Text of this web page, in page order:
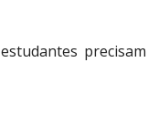
precisam